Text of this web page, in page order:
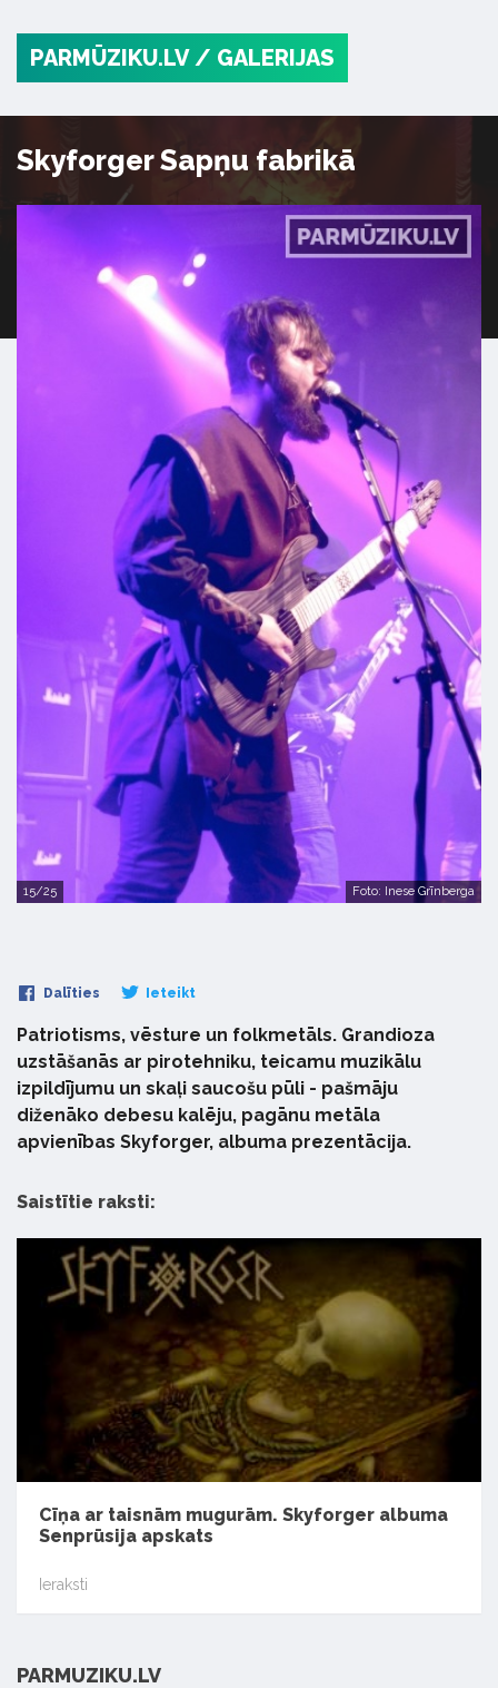
PARMŪZIKU.LV / GALERIJAS
Skyforger Sapņu fabrikā
15/25 Foto: Inese Grīnberga
Dalīties Ieteikt
Patriotisms, vēsture un folkmetāls. Grandioza
uzstāšanās ar pirotehniku, teicamu muzikālu
izpildījumu un skaļi saucošu pūli - pašmāju
diženāko debesu kalēju, pagānu metāla
apvienības Skyforger, albuma prezentācija.
Saistītie raksti:
Cīņa ar taisnām mugurām. Skyforger albuma
Senprūsija apskats
Ieraksti
PARMUZIKU.LV